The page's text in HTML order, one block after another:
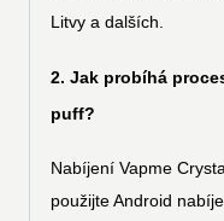
Litvy a dalších.
2. Jak probíhá
puff?
Nabíjení Vapme
použijte Android